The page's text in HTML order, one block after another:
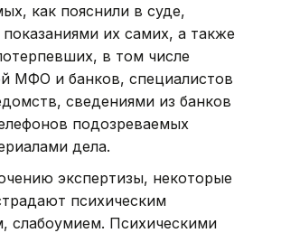
как пояснили в суде,
их самих, а также
в том числе
МФО и банков, специалистов
сведениями из банков
подозреваемых
дела.
экспертизы, некоторые
психическим
слабоумием. Психическими